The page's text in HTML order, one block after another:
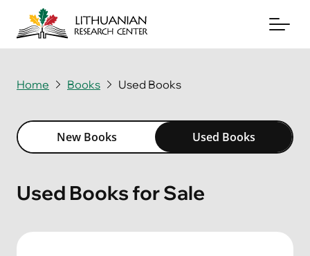
Archives
Books
News & Events
Home Books Used Books
New Books Used Books
Used Books for Sale